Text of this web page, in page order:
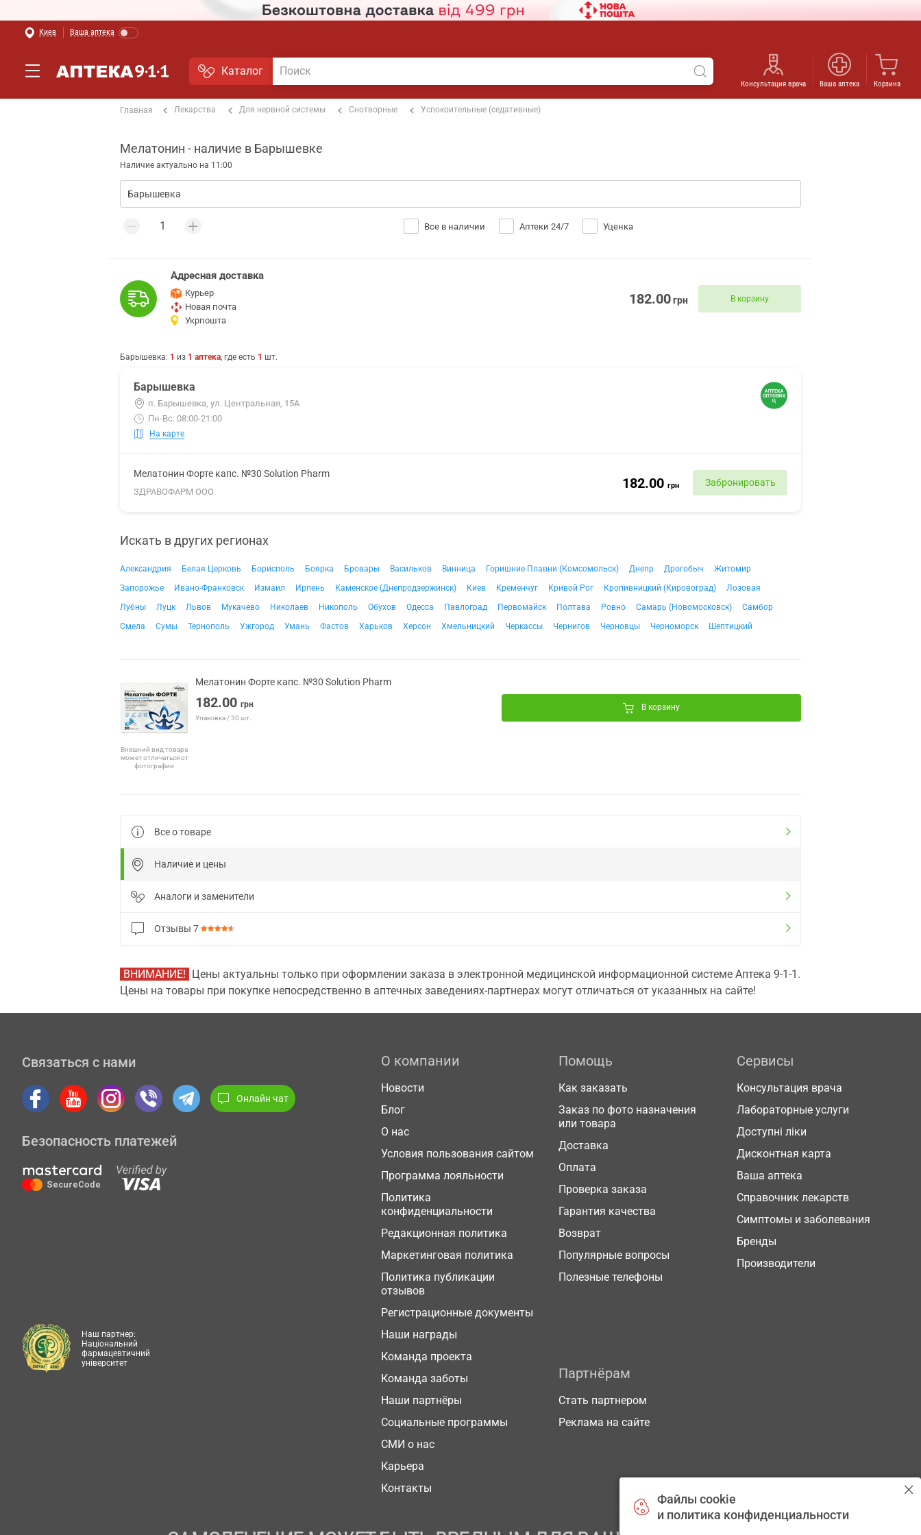
Киев Ваша аптека
Каталог
Консультация врача Ваша аптека Корзина
Главная Лекарства Для нервной системы Снотворные Успокоительные (седативные)
Мелатонин - наличие в Барышевке
Наличие актуально на 11:00
Все в наличии Аптеки 24/7 Уценка
Адресная доставка
Курьер
Новая почта
Укрпошта
182.00грн В корзину
Барышевка: 1 из 1 аптека, где есть 1 шт.
Барышевка
п. Барышевка, ул. Центральная, 15А
Пн-Вс: 08:00-21:00
На карте
Мелатонин Форте капс. №30 Solution Pharm
ЗДРАВОФАРМ ООО
182.00 грн Забронировать
Искать в других регионах
Александрия Белая Церковь Борисполь Боярка Бровары Васильков Винница Горишние Плавни (Комсомольск) Днепр Дрогобыч
Житомир
Запорожье
Ивано-Франковск Измаил Ирпень Каменское (Днепродзержинск) Киев Кременчуг Кривой Рог Кропивницкий (Кировоград)
Лозовая
Лубны
Луцк Львов Мукачево Николаев Никополь Обухов Одесса Павлоград Первомайск Полтава Ровно Самарь (Новомосковск)
Самбор
Смела
Сумы Тернополь Ужгород Умань Фастов Харьков Херсон Хмельницкий Черкассы Чернигов Черновцы Черноморск Шептицкий
Внешний вид товара
может отличаться от
фотографии
Мелатонин Форте капс. №30 Solution Pharm
182.00 грн
Упаковка / 30 шт.
В корзину
Все о товаре
Наличие и цены
Аналоги и заменители
Отзывы 7
ВНИМАНИЕ! Цены актуальны только при оформлении заказа в электронной медицинской информационной системе Аптека 9-1-1.
Цены на товары при покупке непосредственно в аптечных заведениях-партнерах могут отличаться от указанных на сайте!
Связаться с нами
Онлайн чат
Безопасность платежей
О компании
Новости
Блог
О нас
Условия пользования сайтом
Программа лояльности
Политика
конфиденциальности
Редакционная политика
Маркетинговая политика
Политика публикации
отзывов
Регистрационные документы
Наши награды
Команда проекта
Команда заботы
Наши партнёры
Социальные программы
СМИ о нас
Карьера
Контакты
Помощь
Как заказать
Заказ по фото назначения
или товара
Доставка
Оплата
Проверка заказа
Гарантия качества
Возврат
Популярные вопросы
Полезные телефоны
Сервисы
Консультация врача
Лабораторные услуги
Доступні ліки
Дисконтная карта
Ваша аптека
Справочник лекарств
Симптомы и заболевания
Бренды
Производители
Партнёрам
Стать партнером
Реклама на сайте
Наш партнер:
Національний
фармацевтичний
університет
Файлы cookie
и политика конфиденциальности